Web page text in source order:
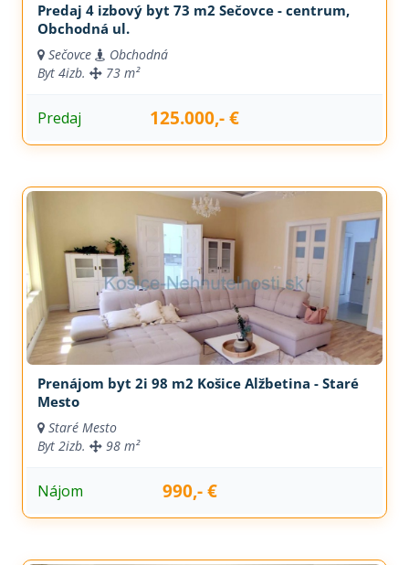
Predaj 4 izbový byt 73 m2 Sečovce - centrum,
Obchodná ul.
Sečovce
Obchodná
Byt 4izb. 73 m²
Predaj 125.000,- €
Prenájom byt 2i 98 m2 Košice Alžbetina - Staré
Mesto
Staré Mesto
Byt 2izb. 98 m²
Nájom 990,- €